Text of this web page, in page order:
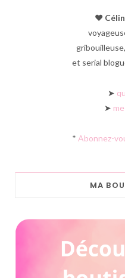
♥︎
et serial
➤
➤
* Abonnez-
MA